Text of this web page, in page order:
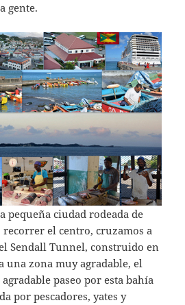
gente.
pequeña ciudad rodeada de
recorrer el centro, cruzamos a
Sendall Tunnel, construido en
una zona muy agradable, el
paseo por esta bahía
por pescadores, yates y